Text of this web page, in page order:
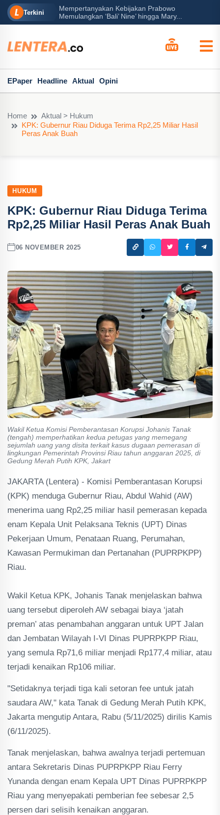
Terkini
Mempertanyakan Kebijakan Prabowo
Memulangkan ‘Bali’ Nine’ hingga Mary...
EPaper Headline Aktual Opini
Home
Aktual > Hukum
KPK: Gubernur Riau Diduga Terima Rp2,25 Miliar Hasil
Peras Anak Buah
HUKUM
KPK: Gubernur Riau Diduga Terima
Rp2,25 Miliar Hasil Peras Anak Buah
06 NOVEMBER 2025
Wakil Ketua Komisi Pemberantasan Korupsi Johanis Tanak
(tengah) memperhatikan kedua petugas yang memegang
sejumlah uang yang disita terkait kasus dugaan pemerasan di
lingkungan Pemerintah Provinsi Riau tahun anggaran 2025, di
Gedung Merah Putih KPK, Jakart
JAKARTA (Lentera) - Komisi Pemberantasan Korupsi
(KPK) menduga Gubernur Riau, Abdul Wahid (AW)
menerima uang Rp2,25 miliar hasil pemerasan kepada
enam Kepala Unit Pelaksana Teknis (UPT) Dinas
Pekerjaan Umum, Penataan Ruang, Perumahan,
Kawasan Permukiman dan Pertanahan (PUPRPKPP)
Riau.
Wakil Ketua KPK, Johanis Tanak menjelaskan bahwa
uang tersebut diperoleh AW sebagai biaya ‘jatah
preman’ atas penambahan anggaran untuk UPT Jalan
dan Jembatan Wilayah I-VI Dinas PUPRPKPP Riau,
yang semula Rp71,6 miliar menjadi Rp177,4 miliar, atau
terjadi kenaikan Rp106 miliar.
"Setidaknya terjadi tiga kali setoran fee untuk jatah
saudara AW," kata Tanak di Gedung Merah Putih KPK,
Jakarta mengutip Antara, Rabu (5/11/2025) dirilis Kamis
(6/11/2025).
Tanak menjelaskan, bahwa awalnya terjadi pertemuan
antara Sekretaris Dinas PUPRPKPP Riau Ferry
Yunanda dengan enam Kepala UPT Dinas PUPRPKPP
Riau yang menyepakati pemberian fee sebesar 2,5
persen dari selisih kenaikan anggaran.